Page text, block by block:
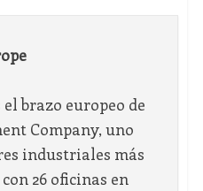
brazo europeo de
Company, uno
industriales más
26 oficinas en